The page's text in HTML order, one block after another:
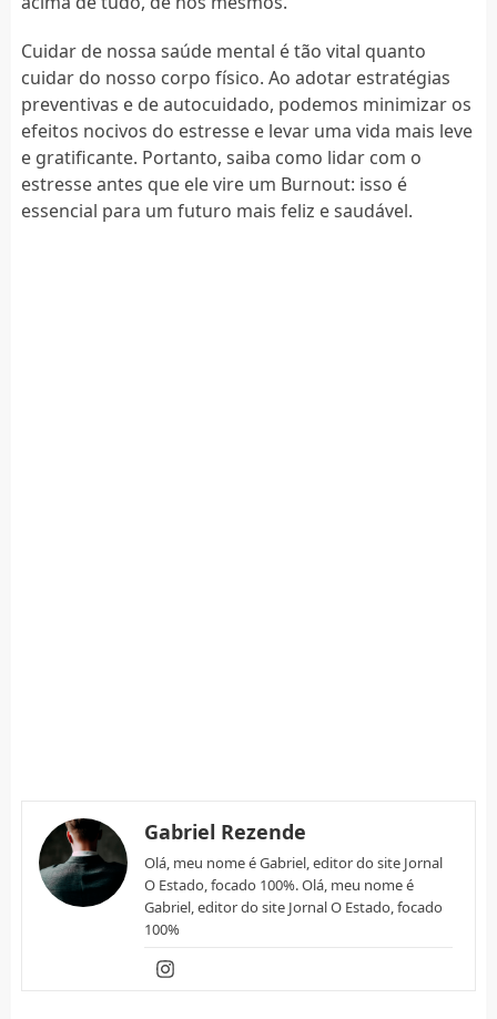
Cuidar de nossa saúde mental é tão vital quanto
cuidar do nosso corpo físico. Ao adotar estratégias
preventivas e de autocuidado, podemos minimizar os
efeitos nocivos do estresse e levar uma vida mais leve
e gratificante. Portanto, saiba como lidar com o
estresse antes que ele vire um Burnout: isso é
essencial para um futuro mais feliz e saudável.
Gabriel Rezende
Olá, meu nome é Gabriel, editor do site Jornal
O Estado, focado 100%. Olá, meu nome é
Gabriel, editor do site Jornal O Estado, focado
100%